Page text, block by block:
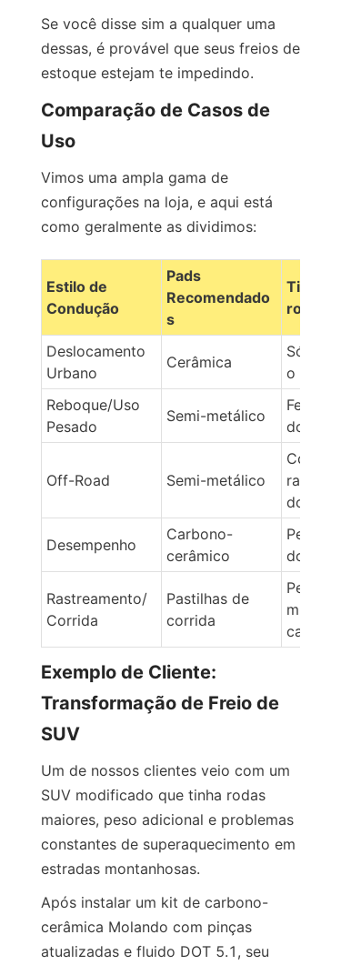
Se você disse sim a qualquer uma
dessas, é provável que seus freios de
estoque estejam te impedindo.
Comparação de Casos de
Uso
Vimos uma ampla gama de
configurações na loja, e aqui está
como geralmente as dividimos:
Estilo de
Condução
Pads
Recomendado
s
Tipo de
rotores
Deslocamento
Urbano
Cerâmica
Sólido/
o
Reboque/Uso
Pesado
Semi-metálico
do
Off-Road Semi-metálico
Com
do
Desempenho
Carbono-
cerâmico
do
Rastreamento/
Corrida
Pastilhas de
corrida
mica de
carbono
Exemplo de Cliente:
Transformação de Freio de
SUV
Um de nossos clientes veio com um
SUV modificado que tinha rodas
maiores, peso adicional e problemas
constantes de superaquecimento em
estradas montanhosas.
Após instalar um kit de carbono-
cerâmica Molando com pinças
atualizadas e fluido DOT 5.1, seu